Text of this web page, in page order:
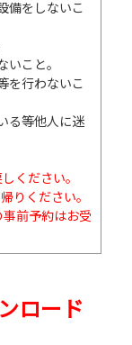
備をしないこ
こと。
を行わないこ
る等他人に迷
ください。
りください。
前予約はお受
ロード